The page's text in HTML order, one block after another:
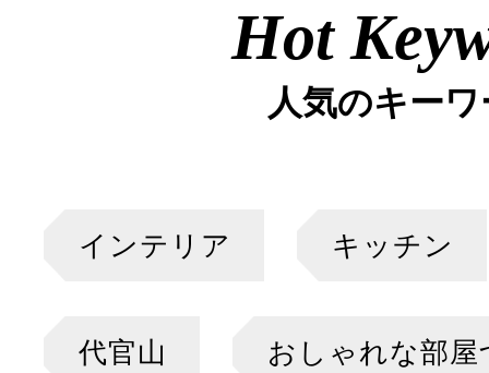
Hot
人気のキー
インテリア キッチン
代官山 おしゃれな部屋